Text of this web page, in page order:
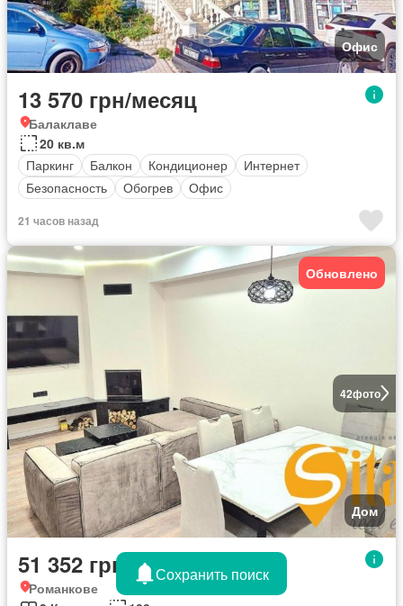
Офис
13 570 грн/месяц
Балаклаве
20 кв.м
Паркинг
Балкон Кондиционер
Интернет
Безопасность
Обогрев Офис
21 часов назад
42фото
Обновлено
Дом
51 352 грн/месяц
Романкове
Сохранить поиск